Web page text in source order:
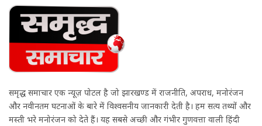
समृद्ध समाचार एक न्यूज़ पोर्टल है जो झारखण्ड में राजनीति, अपराध, मनोरंजन
और नवीनतम घटनाओं के बारे में विश्वसनीय जानकारी देती है। हम सत्य तथ्यों और
मस्ती भरे मनोरंजन को देते हैं। यह सबसे अच्छी और गंभीर गुणवत्ता वाली हिंदी